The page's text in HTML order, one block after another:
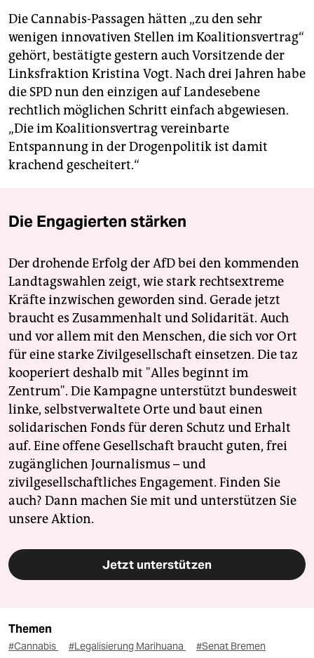
Die Cannabis-Passagen hätten „zu den sehr
wenigen innovativen Stellen im Koalitionsvertrag“
gehört, bestätigte gestern auch Vorsitzende der
Linksfraktion Kristina Vogt. Nach drei Jahren habe
die SPD nun den einzigen auf Landesebene
rechtlich möglichen Schritt einfach abgewiesen.
„Die im Koalitionsvertrag vereinbarte
Entspannung in der Drogenpolitik ist damit
krachend gescheitert.“
Die Engagierten stärken
Der drohende Erfolg der AfD bei den kommenden
Landtagswahlen zeigt, wie stark rechtsextreme
Kräfte inzwischen geworden sind. Gerade jetzt
braucht es Zusammenhalt und Solidarität. Auch
und vor allem mit den Menschen, die sich vor Ort
für eine starke Zivilgesellschaft einsetzen. Die taz
kooperiert deshalb mit "Alles beginnt im
Zentrum". Die Kampagne unterstützt bundesweit
linke, selbstverwaltete Orte und baut einen
solidarischen Fonds für deren Schutz und Erhalt
auf. Eine offene Gesellschaft braucht guten, frei
zugänglichen Journalismus – und
zivilgesellschaftliches Engagement. Finden Sie
auch? Dann machen Sie mit und unterstützen Sie
unsere Aktion.
Jetzt unterstützen
Themen
#Cannabis #Legalisierung Marihuana
#Senat Bremen